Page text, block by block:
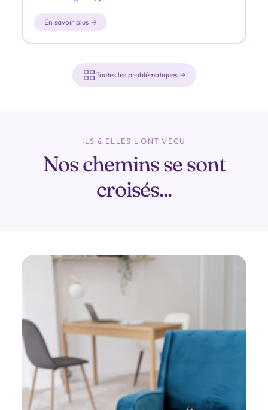
En savoir plus →
Toutes les problématiques →
ILS & ELLES L'ONT VÉCU
Nos chemins se sont
croisés...